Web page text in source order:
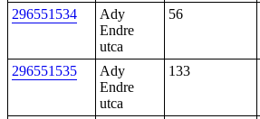
296551534
Ady
Endre
utca
56
296551535
Ady
Endre
utca
133